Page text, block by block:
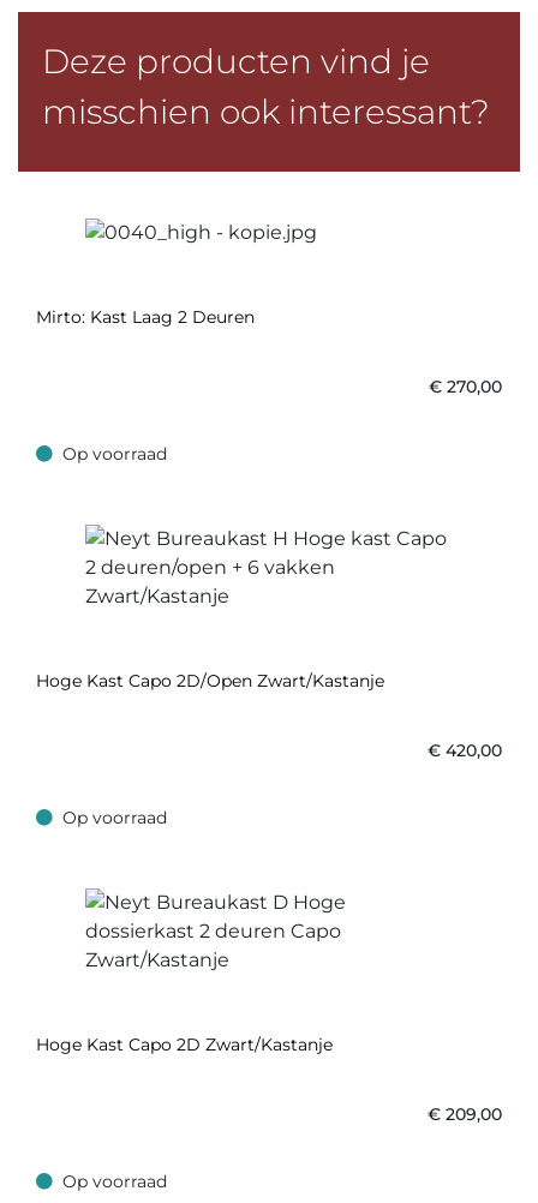
Deze producten vind je
misschien ook interessant?
Mirto: Kast Laag 2 Deuren
€ 270,00
Op voorraad
Op voorraad
Hoge Kast Capo 2D/open Zwart/Kastanje
€ 420,00
Op voorraad
Op voorraad
Hoge Kast Capo 2D Zwart/Kastanje
€ 209,00
Op voorraad
Op voorraad